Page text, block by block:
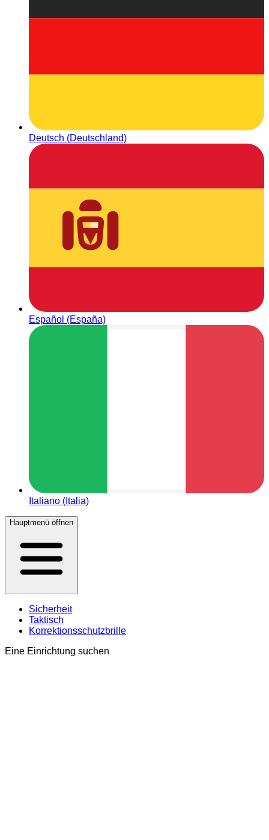
Deutsch (Deutschland)
Español (España)
Italiano (Italia)
Hauptmenü öffnen
Sicherheit
Taktisch
Korrektionsschutzbrille
Eine Einrichtung suchen